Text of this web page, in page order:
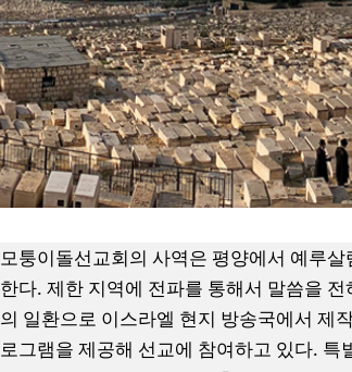
모퉁이돌선교회의 사역은 평양에서 예루
한다. 제한 지역에 전파를 통해서 말씀을
의 일환으로 이스라엘 현지 방송국에서 제
로그램을 제공해 선교에 참여하고 있다.